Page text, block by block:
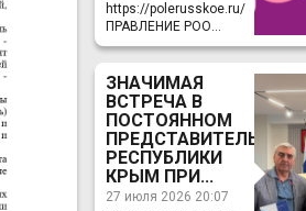
https://polerusskoe.ru/
ПРАВЛЕНИЕ РОО...
ЗНАЧИМАЯ
ВСТРЕЧА В
ПОСТОЯННОМ
ПРЕДСТАВИТЕЛЬСТВЕ
РЕСПУБЛИКИ
КРЫМ ПРИ...
27 июля 2026 20:07